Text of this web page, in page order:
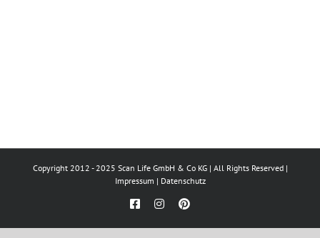
Copyright 2012 - 2025 Scan Life GmbH & Co KG | All Rights Reserved |
Impressum | Datenschutz
FacebookInstagramPinterest